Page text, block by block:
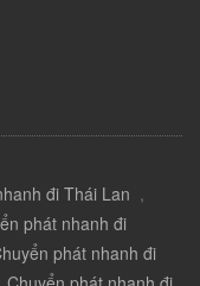
đi Thái Lan ,
phát nhanh đi
phát nhanh đi